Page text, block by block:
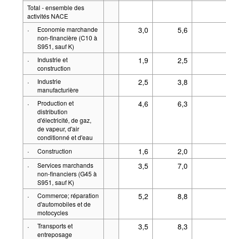
Total - ensemble des
activités NACE
·
Economie marchande
non-financière (C10 à
S951, sauf K)
3,0 5,6
·
Industrie et
construction
1,9 2,5
·
Industrie
manufacturière
2,5 3,8
·
Production et
distribution
d'électricité, de gaz,
de vapeur, d'air
conditionné et d'eau
4,6 6,3
· Construction 1,6 2,0
·
Services marchands
non-financiers (G45 à
S951, sauf K)
3,5 7,0
·
Commerce; réparation
d'automobiles et de
motocycles
5,2 8,8
·
Transports et
entreposage
3,5 8,3